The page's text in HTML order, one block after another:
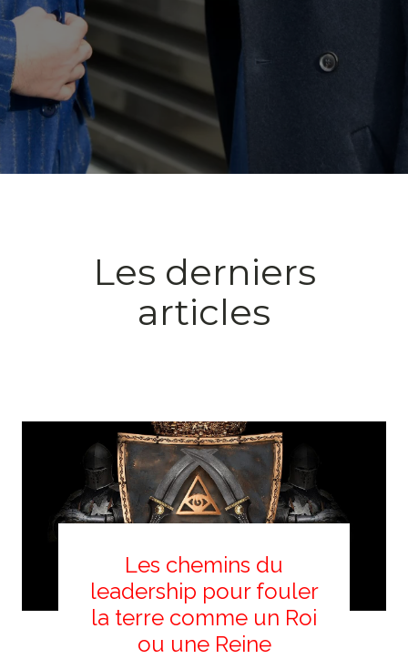
Les derniers
articles
Les chemins du
leadership pour fouler
la terre comme un Roi
ou une Reine